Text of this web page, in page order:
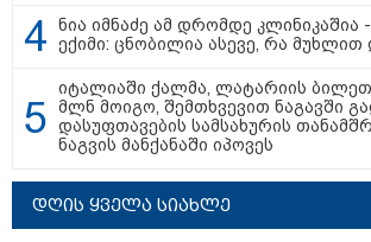
შინაარსი
ადამიანები,
თითქოს
უარყოფითი
16:14 / 06-08-2026
მატარებლით,
ნია იმნაძე ამ დრომდე კლინიკაშია
ექიმი: ცნობილია ასევე, რა მუხლით
იტალიაში ქალმა, ლატარიის
მლნ მოიგო, შემთხვევით ნაგავში
დასუფთავების სამსახურის
ნაგვის მანქანაში იპოვეს
დღის ყველა სიახლე